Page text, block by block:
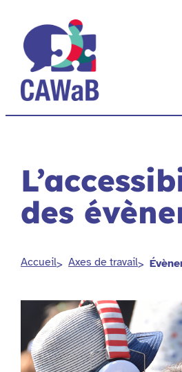
contenu
des
Accueil Axes de travail